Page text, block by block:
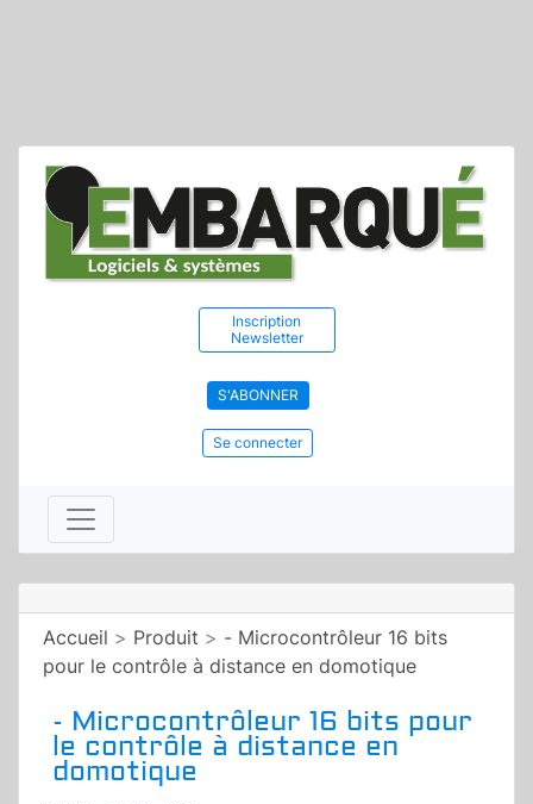
Inscription
Newsletter
S'ABONNER
Se connecter
Accueil > Produit > - Microcontrôleur 16 bits
pour le contrôle à distance en domotique
- Microcontrôleur 16 bits pour
le contrôle à distance en
domotique